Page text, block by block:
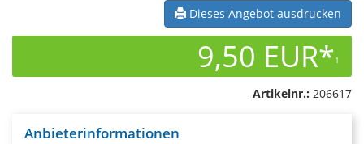
Dieses Angebot ausdrucken
9,50 EUR*1
Artikelnr.: 206617
Anbieterinformationen